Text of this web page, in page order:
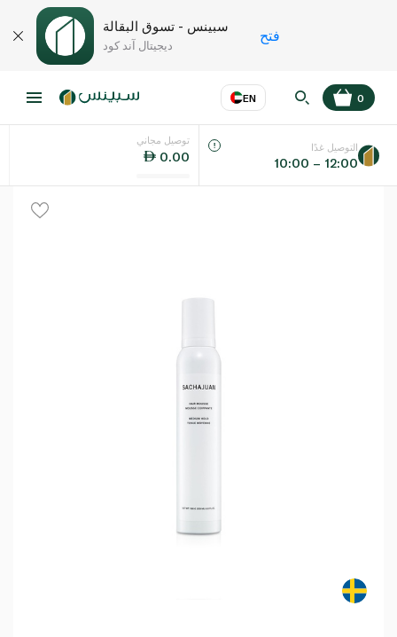
سبينس - تسوق البقالة
ديجيتال آند كود
فتح
EN
اللغة عر
0
توصيل مجاني
0.00
التوصيل غدًا
10:00 – 12:00